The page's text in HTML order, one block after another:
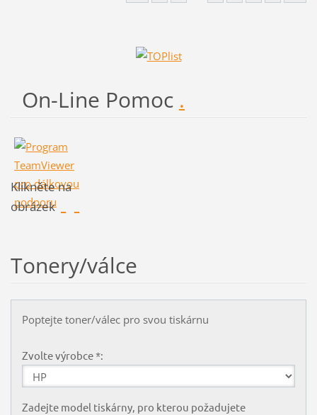
On-Line Pomoc .
Klikněte na
obrázek
Tonery/válce
Poptejte toner/válec pro svou tiskárnu
Zvolte výrobce *:
Zadejte model tiskárny, pro kterou požadujete